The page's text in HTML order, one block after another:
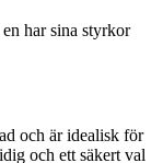
har sina styrkor
och är idealisk för
och ett säkert val